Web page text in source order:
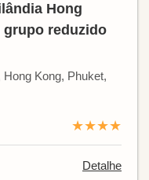
Hong
grupo reduzido
Kong, Phuket,
★★★★
Detalhe